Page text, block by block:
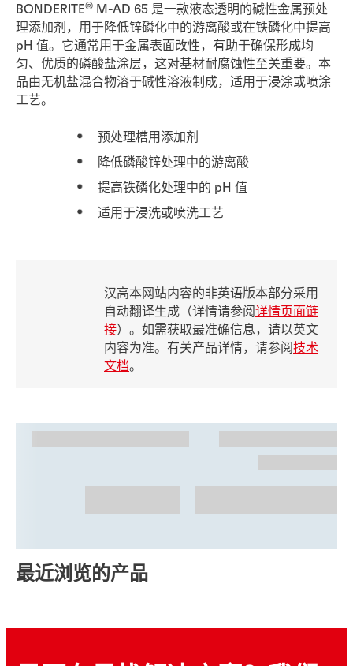
BONDERITE®
M-AD 65 是一款液态透明的碱性金属预处
理添加剂，用于降低锌磷化中的游离酸或在铁磷化中提高
pH 值。它通常用于金属表面改性，有助于确保形成均
匀、优质的磷酸盐涂层，这对基材耐腐蚀性至关重要。本
品由无机盐混合物溶于碱性溶液制成，适用于浸涂或喷涂
工艺。
预处理槽用添加剂
降低磷酸锌处理中的游离酸
提高铁磷化处理中的 pH 值
适用于浸洗或喷洗工艺
汉高本网站内容的非英语版本部分采用
自动翻译生成（详情请参阅详情页面链
接）。如需获取最准确信息，请以英文
内容为准。有关产品详情，请参阅技术
文档。
最近浏览的产品